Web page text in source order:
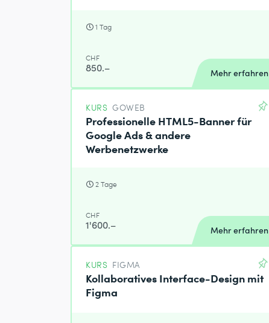
1 Tag
CHF
850.– Mehr erfahren
KURS GOWEB
Professionelle HTML5-Banner für
Google Ads & andere
Werbenetzwerke
2 Tage
CHF
1'600.– Mehr erfahren
KURS FIGMA
Kollaboratives Interface-Design mit
Figma